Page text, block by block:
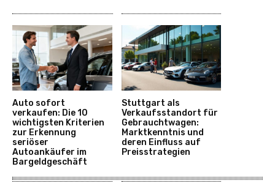
Auto sofort
verkaufen: Die 10
wichtigsten Kriterien
zur Erkennung
seriöser
Autoankäufer im
Bargeldgeschäft
Stuttgart als
Verkaufsstandort für
Gebrauchtwagen:
Marktkenntnis und
deren Einfluss auf
Preisstrategien